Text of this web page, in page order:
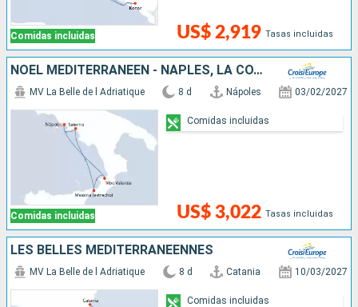
Comidas incluidas US$ 2,919 Tasas incluidas
NOËL MÉDITERRANÉEN - NAPLES, LA CÔTE AMALFITAINE ET LA SICILE
Comidas incluidas
MV La Belle de l Adriatique 8 d Nápoles 03/02/2027
US$ 3,022 Tasas incluidas
Comidas incluidas
LES BELLES MÉDITERRANÉENNES
MV La Belle de l Adriatique 8 d Catania 10/03/2027
Comidas incluidas